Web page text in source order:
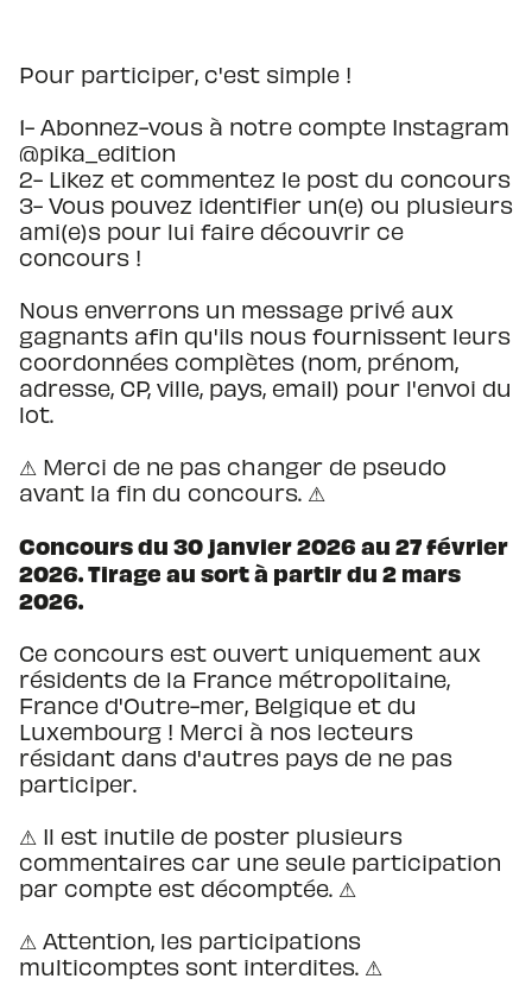
Pour participer, c'est simple !
1- Abonnez-vous à notre compte Instagram
@pika_edition
2- Likez et commentez le post du concours
3- Vous pouvez identifier un(e) ou plusieurs
ami(e)s pour lui faire découvrir ce
concours !
Nous enverrons un message privé aux
gagnants afin qu'ils nous fournissent leurs
coordonnées complètes (nom, prénom,
adresse, CP, ville, pays, email) pour l'envoi du
lot.
⚠ Merci de ne pas changer de pseudo
avant la fin du concours. ⚠
Concours du 30 janvier 2026 au 27 février
2026. Tirage au sort à partir du 2 mars
2026.
Ce concours est ouvert uniquement aux
résidents de la France métropolitaine,
France d'Outre-mer, Belgique et du
Luxembourg ! Merci à nos lecteurs
résidant dans d'autres pays de ne pas
participer.
⚠ Il est inutile de poster plusieurs
commentaires car une seule participation
par compte est décomptée. ⚠
⚠ Attention, les participations
multicomptes sont interdites. ⚠